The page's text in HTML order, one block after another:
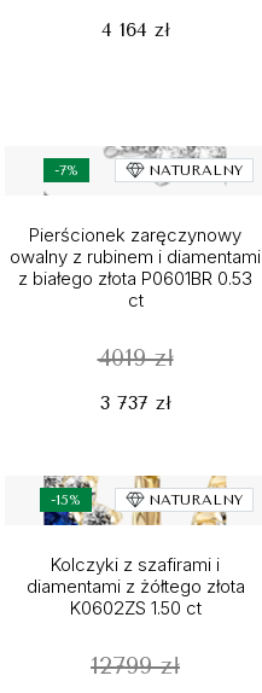
4 164 zł
-7% NATURALNY
Pierścionek zaręczynowy
owalny z rubinem i diamentami
z białego złota P0601BR 0.53
ct
4019 zł
3 737 zł
-15% NATURALNY
Kolczyki z szafirami i
diamentami z żółtego złota
K0602ZS 1.50 ct
12799 zł